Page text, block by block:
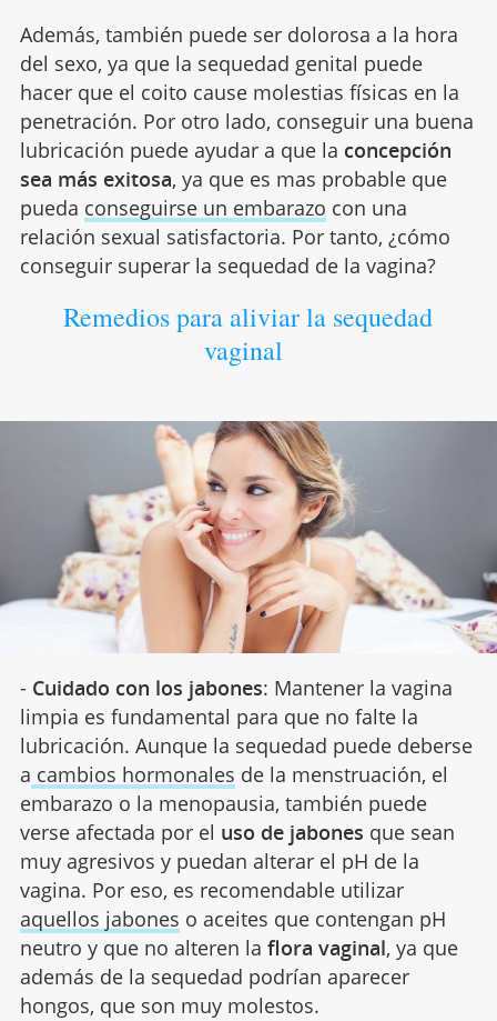
Además, también puede ser dolorosa a la hora
del sexo, ya que la sequedad genital puede
hacer que el coito cause molestias físicas en la
penetración. Por otro lado, conseguir una buena
lubricación puede ayudar a que la concepción
sea más exitosa, ya que es mas probable que
pueda conseguirse un embarazo con una
relación sexual satisfactoria. Por tanto, ¿cómo
conseguir superar la sequedad de la vagina?
Remedios para aliviar la sequedad
vaginal
- Cuidado con los jabones: Mantener la vagina
limpia es fundamental para que no falte la
lubricación. Aunque la sequedad puede deberse
a cambios hormonales de la menstruación, el
embarazo o la menopausia, también puede
verse afectada por el uso de jabones que sean
muy agresivos y puedan alterar el pH de la
vagina. Por eso, es recomendable utilizar
aquellos jabones o aceites que contengan pH
neutro y que no alteren la flora vaginal, ya que
además de la sequedad podrían aparecer
hongos, que son muy molestos.